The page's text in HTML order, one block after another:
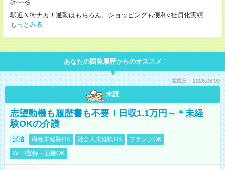
駅近＆街ナカ！通勤はもちろん、ショッピングも便利○社員化実績 ...
もっとみる
あなたの閲覧履歴からのオススメ
掲載日：2026.08.09
未読
志望動機も履歴書も不要！日収1.1万円～＊未経
験OKの介護
派遣 職種未経験OK 社会人未経験OK
ブランクOK
WEB登録・面接OK